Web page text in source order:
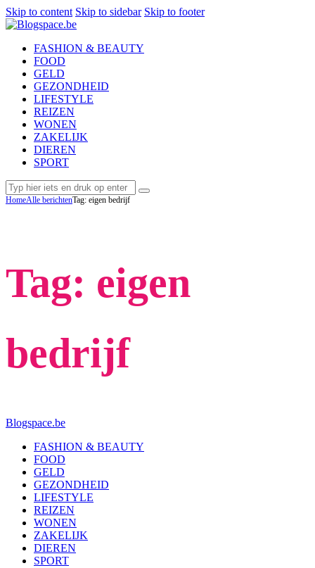
Skip to content Skip to sidebar Skip to footer
FASHION & BEAUTY
FOOD
GELD
GEZONDHEID
LIFESTYLE
REIZEN
WONEN
ZAKELIJK
DIEREN
SPORT
Tag: eigen
bedrijf
HomeAlle berichtenTag: eigen bedrijf
Blogspace.be
FASHION & BEAUTY
FOOD
GELD
GEZONDHEID
LIFESTYLE
REIZEN
WONEN
ZAKELIJK
DIEREN
SPORT